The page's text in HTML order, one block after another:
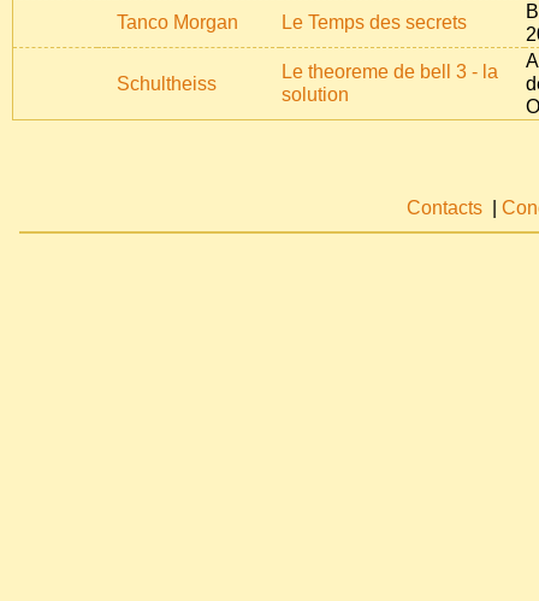
Tanco Morgan Le Temps des secrets
Schultheiss
Le theoreme de bell 3 - la
solution
Contacts |